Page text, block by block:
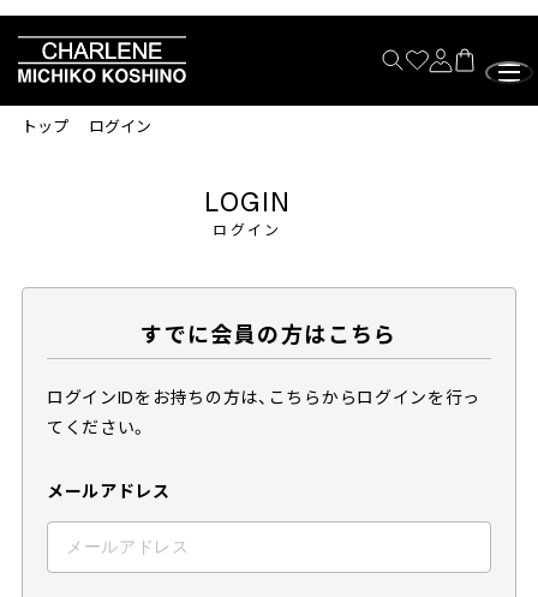
トップ ログイン
ログイン
LOGIN
すでに会員の方はこちら
ログインIDをお持ちの方は、こちらからログインを行っ
てください。
メールアドレス